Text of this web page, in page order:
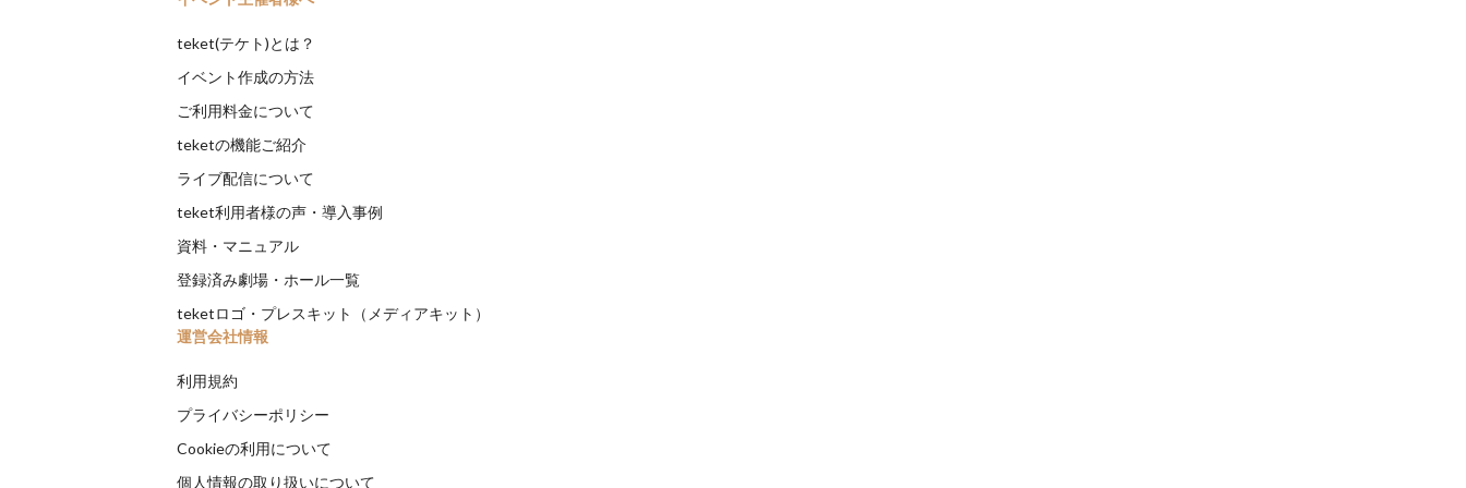
teket(テケト)とは？
イベント作成の方法
ご利用料金について
teketの機能ご紹介
ライブ配信について
teket利用者様の声・導入事例
資料・マニュアル
登録済み劇場・ホール一覧
teketロゴ・プレスキット（メディアキット）
運営会社情報
利用規約
プライバシーポリシー
Cookieの利用について
個人情報の取り扱いについて